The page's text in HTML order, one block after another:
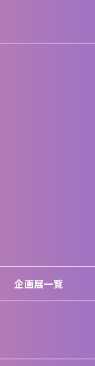
企画展一覧